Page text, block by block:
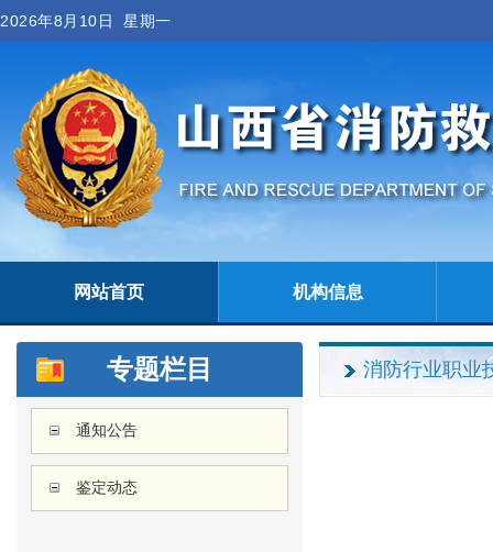
2026年8月10日 星期一
网站首页 机构信息
专题栏目
通知公告
鉴定动态
消防行业职业